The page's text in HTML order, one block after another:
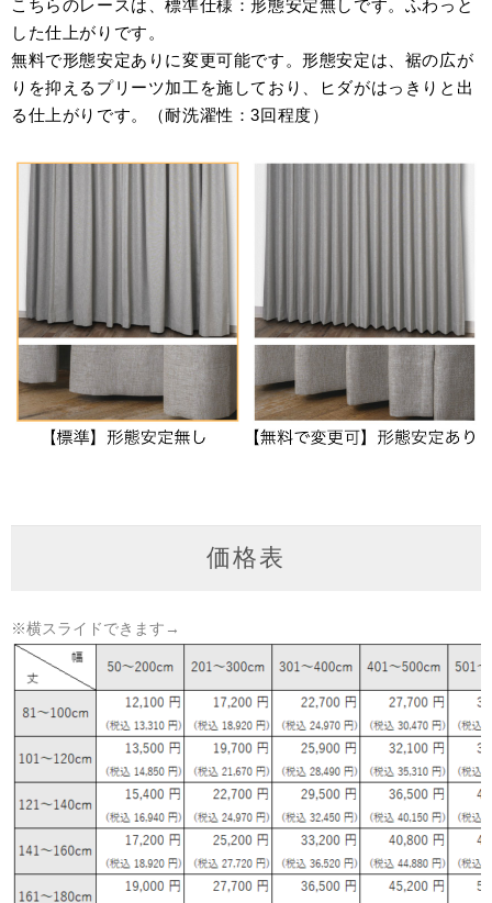
こちらのレースは、標準仕様：形態安定無しです。ふわっと
した仕上がりです。
無料で形態安定ありに変更可能です。形態安定は、裾の広が
りを抑えるプリーツ加工を施しており、ヒダがはっきりと出
る仕上がりです。（耐洗濯性：3回程度）
価格表
※横スライドできます→